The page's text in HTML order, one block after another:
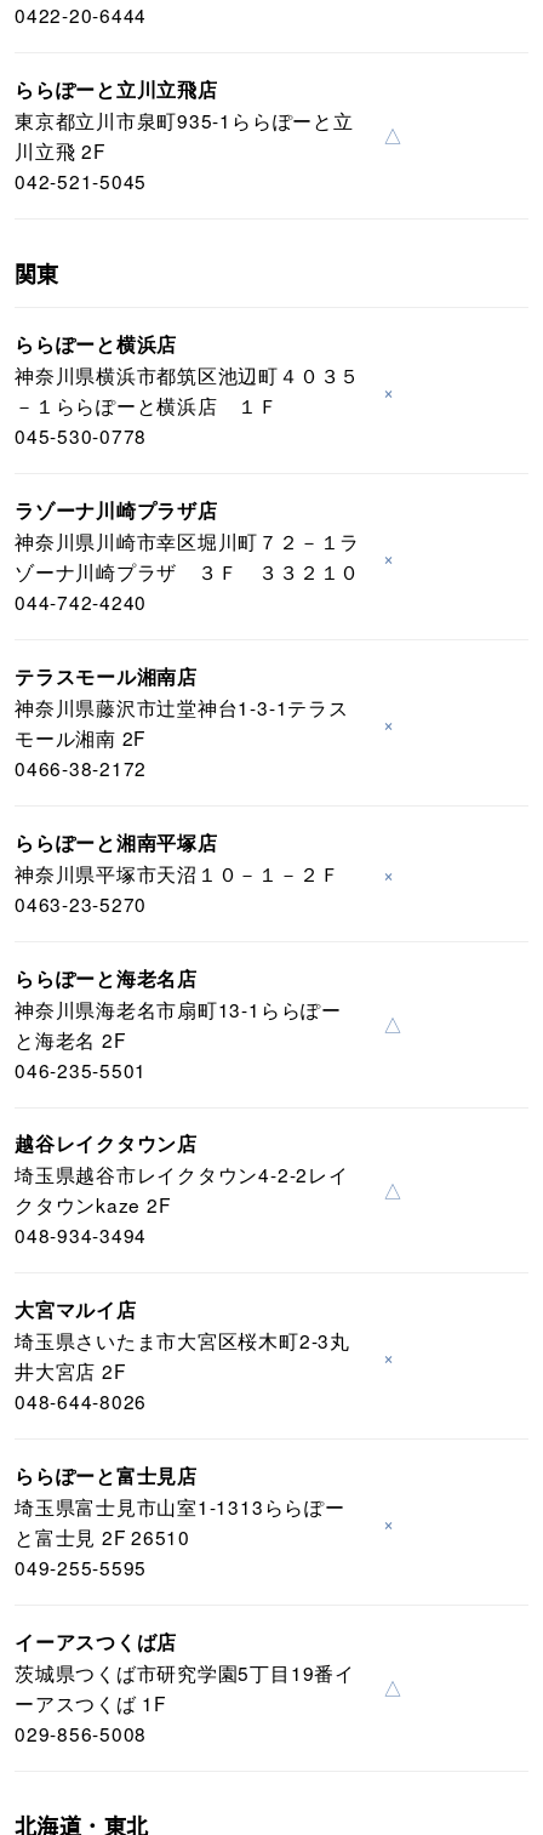
0422-20-6444
ららぽーと立川立飛店
東京都立川市泉町935-1ららぽーと立
川立飛 2F
042-521-5045
△
関東
ららぽーと横浜店
神奈川県横浜市都筑区池辺町４０３５
－１ららぽーと横浜店 １Ｆ
045-530-0778
×
ラゾーナ川崎プラザ店
神奈川県川崎市幸区堀川町７２－１ラ
ゾーナ川崎プラザ ３Ｆ ３３２１０
044-742-4240
×
テラスモール湘南店
神奈川県藤沢市辻堂神台1-3-1テラス
モール湘南 2F
0466-38-2172
×
ららぽーと湘南平塚店
神奈川県平塚市天沼１０－１－２Ｆ
0463-23-5270
×
ららぽーと海老名店
神奈川県海老名市扇町13-1ららぽー
と海老名 2F
046-235-5501
△
越谷レイクタウン店
埼玉県越谷市レイクタウン4-2-2レイ
クタウンkaze 2F
048-934-3494
△
大宮マルイ店
埼玉県さいたま市大宮区桜木町2-3丸
井大宮店 2F
048-644-8026
×
ららぽーと富士見店
埼玉県富士見市山室1-1313ららぽー
と富士見 2F 26510
049-255-5595
×
イーアスつくば店
茨城県つくば市研究学園5丁目19番イ
ーアスつくば 1F
029-856-5008
△
北海道・東北